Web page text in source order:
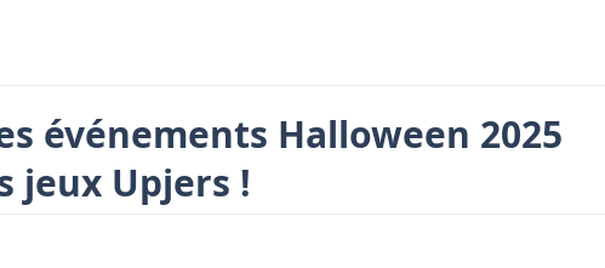
événements Halloween 2025
jeux Upjers !